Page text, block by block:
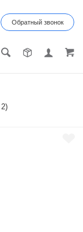
Обратный звонок